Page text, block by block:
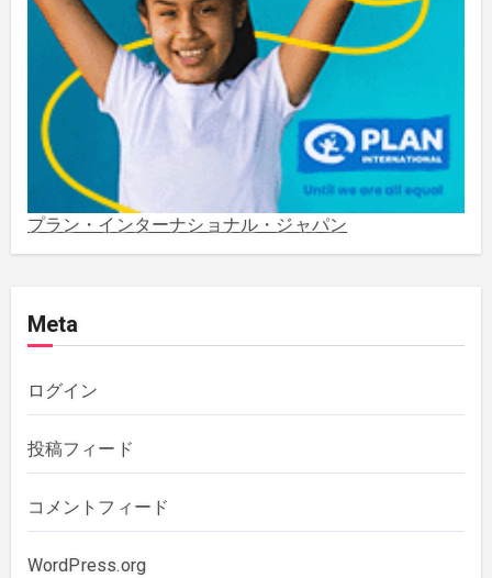
2023年4月
2022年1月
2021年5月 (3)
2021年3月 (1)
2020年11月
2020年10月
2019年12月
2019年11月
2019年10月
プラン・インターナショナル・ジャパン
Meta
ログイン
投稿フィード
コメントフィード
WordPress.org